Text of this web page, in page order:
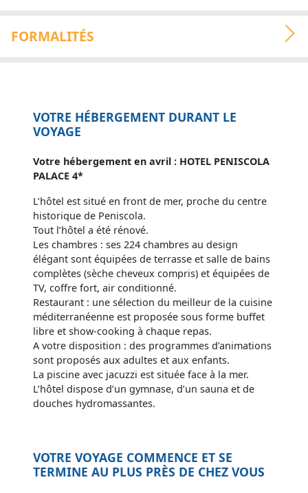
FORMALITÉS
VOTRE HÉBERGEMENT DURANT LE
VOYAGE
Votre hébergement en avril : HOTEL PENISCOLA
PALACE 4*
L’hôtel est situé en front de mer, proche du centre
historique de Peniscola.
Tout l’hôtel a été rénové.
Les chambres : ses 224 chambres au design
élégant sont équipées de terrasse et salle de bains
complètes (sèche cheveux compris) et équipées de
TV, coffre fort, air conditionné.
Restaurant : une sélection du meilleur de la cuisine
méditerranéenne est proposée sous forme buffet
libre et show-cooking à chaque repas.
A votre disposition : des programmes d’animations
sont proposés aux adultes et aux enfants.
La piscine avec jacuzzi est située face à la mer.
L’hôtel dispose d’un gymnase, d’un sauna et de
douches hydromassantes.
VOTRE VOYAGE COMMENCE ET SE
TERMINE AU PLUS PRÈS DE CHEZ VOUS